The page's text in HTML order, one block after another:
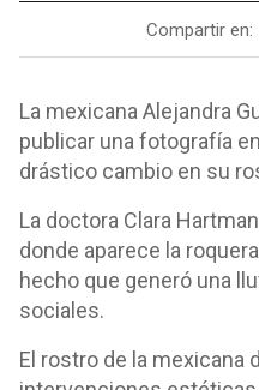
Compartir en:
La mexicana Alejandra
publicar una fotografía
drástico cambio en su
La doctora Clara
donde aparece la
hecho que generó una
sociales.
El rostro de la mexicana